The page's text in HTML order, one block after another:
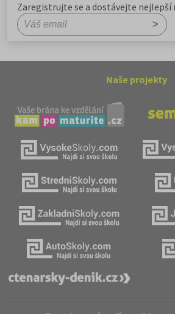
Zaregistrujte se a dostávejte nejlepší
Naše projekty